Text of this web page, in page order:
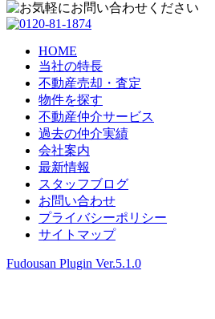
HOME
当社の特長
不動産売却・査定
物件を探す
不動産仲介サービス
過去の仲介実績
会社案内
最新情報
スタッフブログ
お問い合わせ
プライバシーポリシー
サイトマップ
Fudousan Plugin Ver.5.1.0